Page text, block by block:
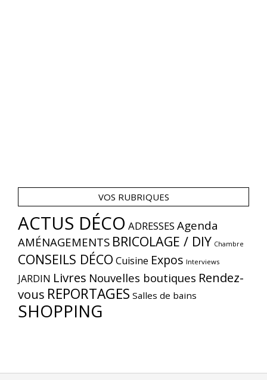
VOS RUBRIQUES
ACTUS DÉCO ADRESSES Agenda
AMÉNAGEMENTS BRICOLAGE / DIY Chambre
CONSEILS DÉCO Cuisine Expos Interviews
JARDIN Livres Nouvelles boutiques Rendez-
vous REPORTAGES Salles de bains
SHOPPING